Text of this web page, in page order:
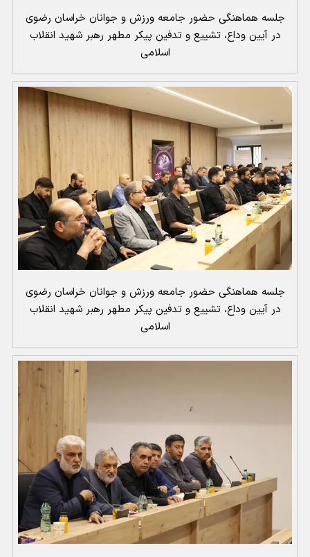
جلسه هماهنگی حضور جامعه ورزش و جوانان خراسان رضوی
در آیین وداع، تشییع و تدفین پیکر مطهر رهبر شهید انقلاب
اسلامی
جلسه هماهنگی حضور جامعه ورزش و جوانان خراسان رضوی
در آیین وداع، تشییع و تدفین پیکر مطهر رهبر شهید انقلاب
اسلامی